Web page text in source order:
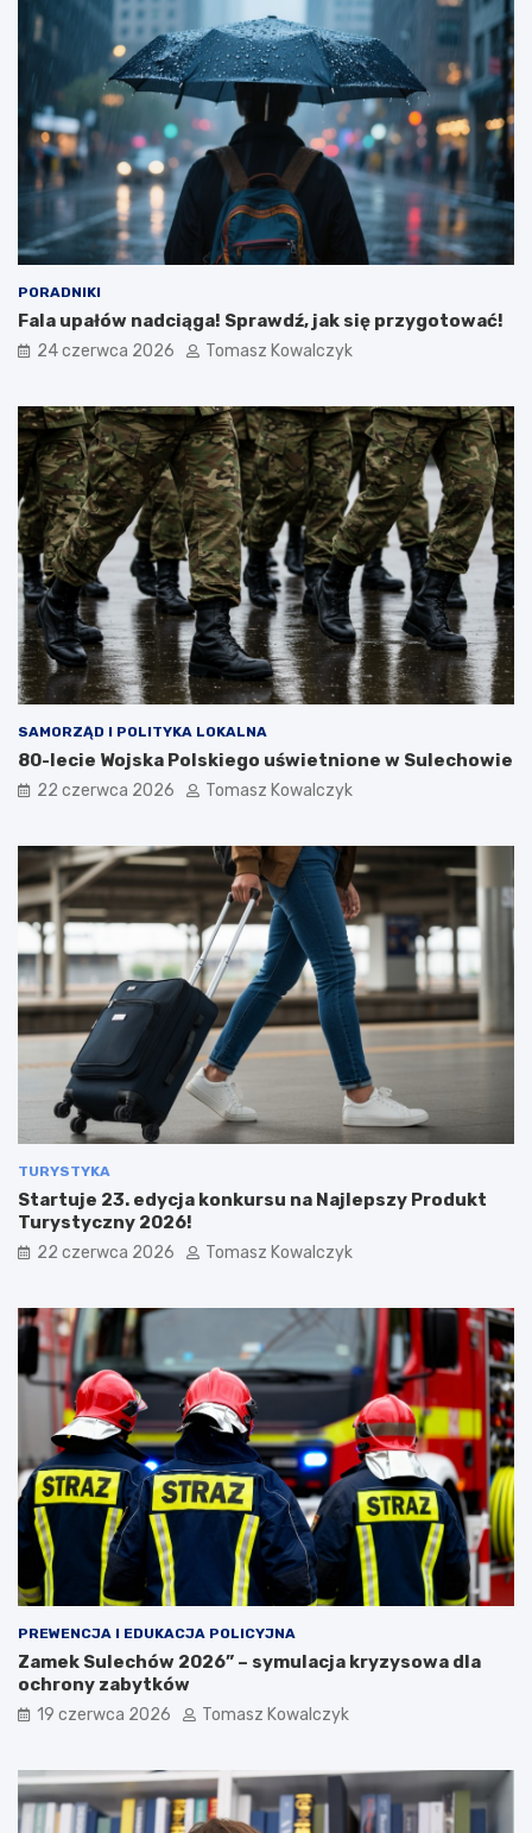
PORADNIKI
Fala upałów nadciąga! Sprawdź, jak się przygotować!
24 czerwca 2026 Tomasz Kowalczyk
SAMORZĄD I POLITYKA LOKALNA
80-lecie Wojska Polskiego uświetnione w Sulechowie
22 czerwca 2026 Tomasz Kowalczyk
TURYSTYKA
Startuje 23. edycja konkursu na Najlepszy Produkt
Turystyczny 2026!
22 czerwca 2026 Tomasz Kowalczyk
PREWENCJA I EDUKACJA POLICYJNA
Zamek Sulechów 2026” – symulacja kryzysowa dla
ochrony zabytków
19 czerwca 2026 Tomasz Kowalczyk